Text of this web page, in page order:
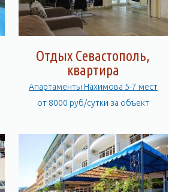
Отдых Севастополь,
квартира
Апартаменты Нахимова 5-7 мест
от 8000 руб/сутки за объект